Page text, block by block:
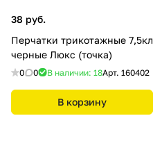
38 руб.
Перчатки трикотажные 7,5кл
черные Люкс (точка)
0 0 В наличии: 18Арт. 160402
В корзину